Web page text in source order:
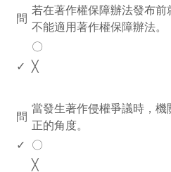
問
若在著作權保障辦法發布
不能適用著作權保障辦法。
〇
✓ ╳
問
當發生著作侵權爭議時，
正的角度。
✓
〇
╳